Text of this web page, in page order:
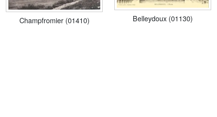
Champfromier (01410) Belleydoux (01130)